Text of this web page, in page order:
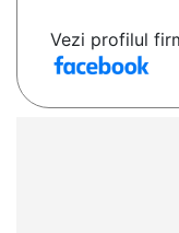
Vezi profilul